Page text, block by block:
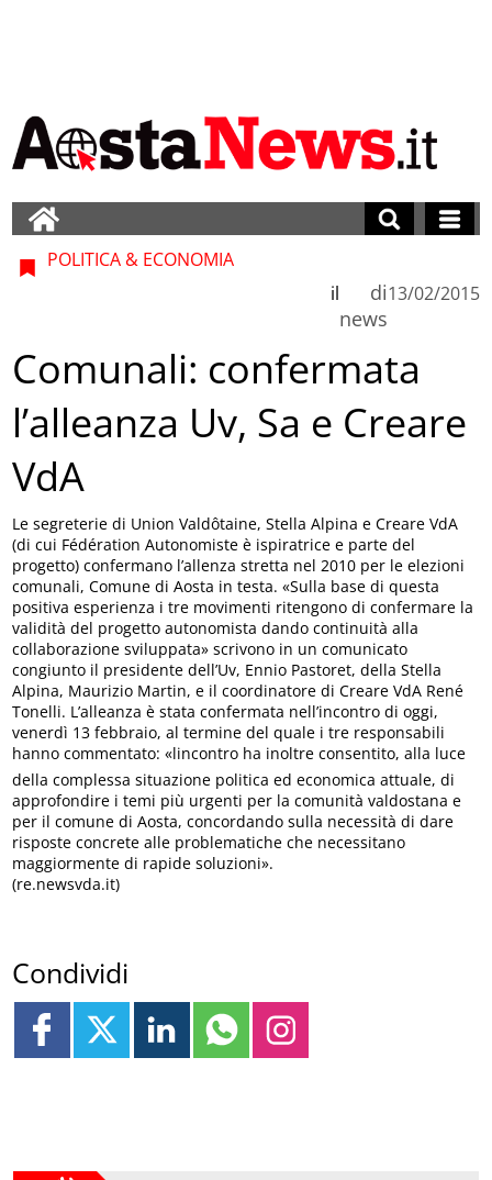
POLITICA & ECONOMIA
di
news
il 13/02/2015
Comunali: confermata
l’alleanza Uv, Sa e Creare
VdA
Le segreterie di Union Valdôtaine, Stella Alpina e Creare VdA
(di cui Fédération Autonomiste è ispiratrice e parte del
progetto) confermano l’allenza stretta nel 2010 per le elezioni
comunali, Comune di Aosta in testa. «Sulla base di questa
positiva esperienza i tre movimenti ritengono di confermare la
validità del progetto autonomista dando continuità alla
collaborazione sviluppata» scrivono in un comunicato
congiunto il presidente dell’Uv, Ennio Pastoret, della Stella
Alpina, Maurizio Martin, e il coordinatore di Creare VdA René
Tonelli. L’alleanza è stata confermata nell’incontro di oggi,
venerdì 13 febbraio, al termine del quale i tre responsabili
hanno commentato: «lincontro ha inoltre consentito, alla luce
della complessa situazione politica ed economica attuale, di
approfondire i temi più urgenti per la comunità valdostana e
per il comune di Aosta, concordando sulla necessità di dare
risposte concrete alle problematiche che necessitano
maggiormente di rapide soluzioni».
(re.newsvda.it)
Condividi